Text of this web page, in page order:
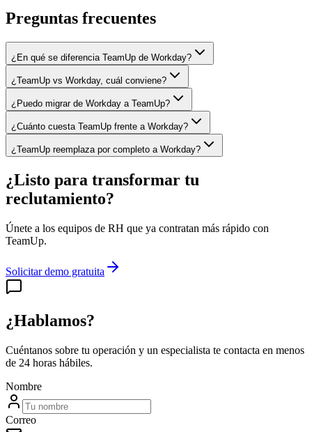
Preguntas frecuentes
¿En qué se diferencia TeamUp de Workday?
¿TeamUp vs Workday, cuál conviene?
¿Puedo migrar de Workday a TeamUp?
¿Cuánto cuesta TeamUp frente a Workday?
¿TeamUp reemplaza por completo a Workday?
¿Listo para transformar tu
reclutamiento?
Únete a los equipos de RH que ya contratan más rápido con
TeamUp.
Solicitar demo gratuita
¿Hablamos?
Cuéntanos sobre tu operación y un especialista te contacta en menos
de 24 horas hábiles.
Nombre
Correo